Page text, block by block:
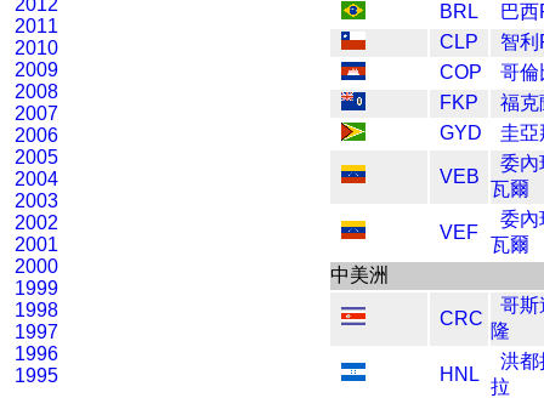
2011
2010
2009
2008
2007
2006
2005
2004
2003
2002
2001
2000
1999
1998
1997
1996
1995
BRL
巴
CLP
智
COP
哥倫
FKP
福克
GYD
圭亞
VEB
委內
瓦爾
VEF
委內
瓦爾
中美洲
CRC
哥斯
隆
HNL
洪都
拉